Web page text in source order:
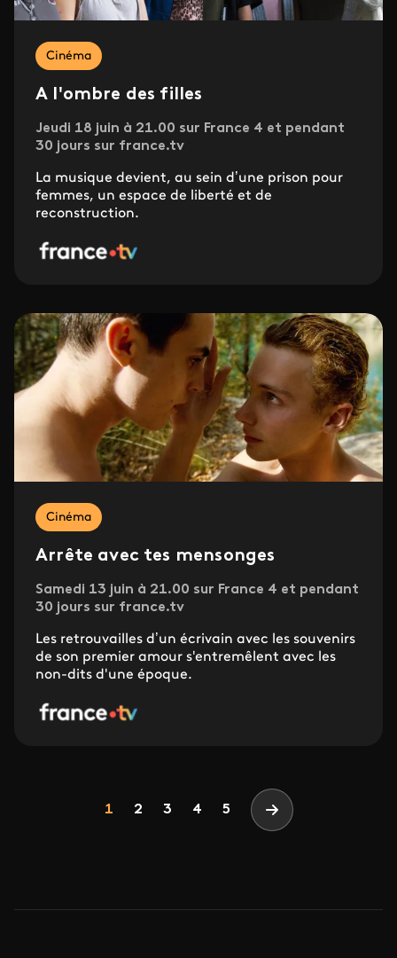
Cinéma
A l'ombre des filles
Jeudi 18 juin à 21.00 sur France 4 et pendant
30 jours sur france.tv
La musique devient, au sein d’une prison pour
femmes, un espace de liberté et de
reconstruction.
Cinéma
Arrête avec tes mensonges
Samedi 13 juin à 21.00 sur France 4 et pendant
30 jours sur france.tv
Les retrouvailles d’un écrivain avec les souvenirs
de son premier amour s'entremêlent avec les
non-dits d'une époque.
Page
1 Page
2 Page
3 Page
4 Page
5 Page suivante